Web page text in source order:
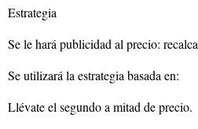
Estrategia
Se le hará publicidad al precio:
Se utilizará la estrategia basada en:
Llévate el segundo a mitad de precio.